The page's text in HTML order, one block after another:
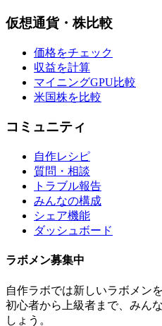
仮想通貨・株比較
価格をチェック
収益を計算
マイニングGPU比較
米国株を比較
コミュニティ
自作レシピ
質問・相談
トラブル報告
みんなの構成
シェア機能
ダッシュボード
ラボメン募集中
自作ラボでは新しいラボメン
初心者から上級者まで、みん
しょう。